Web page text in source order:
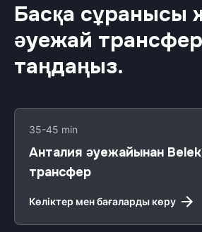
Басқа сұранысы
әуежай
таңдаңыз.
35-45 min
Анталия әуежайынан
трансфер
Көліктер мен бағаларды көру